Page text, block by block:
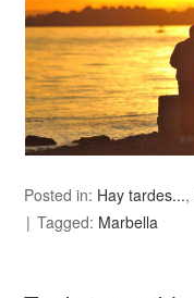
Posted in: Hay tardes...,
Tagged: Marbella